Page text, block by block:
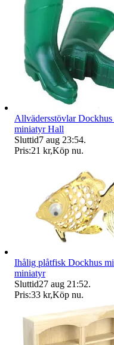
Allvädersstövlar
miniatyr Hall
Sluttid7 aug 23:54.
Pris:21 kr,Köp nu.
Ihålig plåtfisk Dockhus
miniatyr
Sluttid27 aug 21:52.
Pris:33 kr,Köp nu.